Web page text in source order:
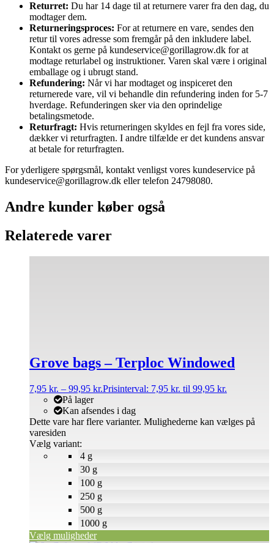
Returret: Du har 14 dage til at returnere varer fra den dag, du
modtager dem.
Returneringsproces: For at returnere en vare, sendes den
retur til vores adresse som fremgår på den inkludere label.
Kontakt os gerne på kundeservice@gorillagrow.dk for at
modtage returlabel og instruktioner. Varen skal være i original
emballage og i ubrugt stand.
Refundering: Når vi har modtaget og inspiceret den
returnerede vare, vil vi behandle din refundering inden for 5-7
hverdage. Refunderingen sker via den oprindelige
betalingsmetode.
Returfragt: Hvis returneringen skyldes en fejl fra vores side,
dækker vi returfragten. I andre tilfælde er det kundens ansvar
at betale for returfragten.
For yderligere spørgsmål, kontakt venligst vores kundeservice på
kundeservice@gorillagrow.dk eller telefon 24798080.
Andre kunder køber også
Relaterede varer
Grove bags – Terploc Windowed
7,95 kr. – 99,95 kr.Prisinterval: 7,95 kr. til 99,95 kr.
På lager
Kan afsendes i dag
Vælg variant:
Vælg muligheder
Dette vare har flere varianter. Mulighederne kan vælges på
varesiden
4 g
30 g
100 g
250 g
500 g
1000 g